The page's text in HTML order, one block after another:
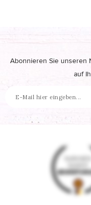
Abonnieren Sie unseren
auf